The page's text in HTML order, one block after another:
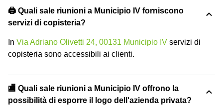
🖨️ Quali sale riunioni a Municipio IV forniscono
servizi di copisteria?
In Via Adriano Olivetti 24, 00131 Municipio IV servizi di
copisteria sono accessibili ai clienti.
🏬 Quali sale riunioni a Municipio IV offrono la
possibilità di esporre il logo dell'azienda privata?